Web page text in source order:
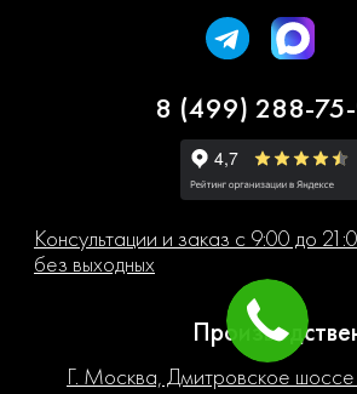
8 (499) 288-
Консультации и заказ с 9:00 до
без выходных
Г. Москва, Дмитровское